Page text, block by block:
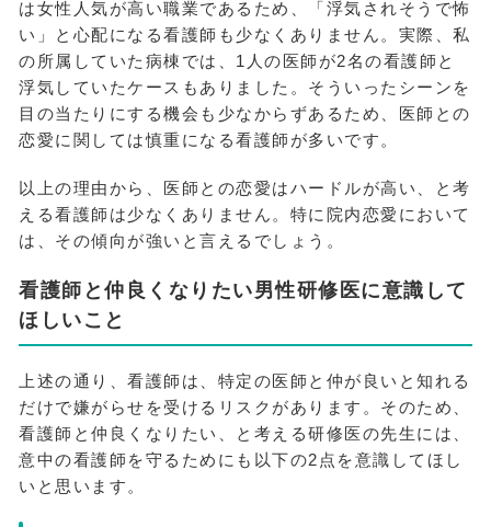
は女性人気が高い職業であるため、「浮気されそうで怖
い」と心配になる看護師も少なくありません。実際、私
の所属していた病棟では、1人の医師が2名の看護師と
浮気していたケースもありました。そういったシーンを
目の当たりにする機会も少なからずあるため、医師との
恋愛に関しては慎重になる看護師が多いです。
以上の理由から、医師との恋愛はハードルが高い、と考
える看護師は少なくありません。特に院内恋愛において
は、その傾向が強いと言えるでしょう。
看護師と仲良くなりたい男性研修医に意識して
ほしいこと
上述の通り、看護師は、特定の医師と仲が良いと知れる
だけで嫌がらせを受けるリスクがあります。そのため、
看護師と仲良くなりたい、と考える研修医の先生には、
意中の看護師を守るためにも以下の2点を意識してほし
いと思います。